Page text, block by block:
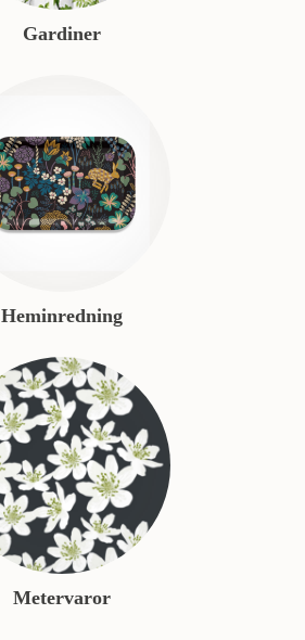
Gardiner
Heminredning
Metervaror